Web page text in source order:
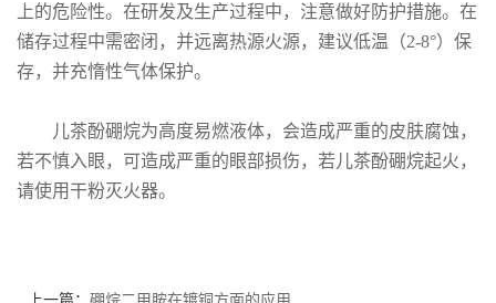
上的危险性。在研发及生产过程中，注意做好防护措施。在
储存过程中需密闭，并远离热源火源，建议低温（2-8°）保
存，并充惰性气体保护。
儿茶酚硼烷为高度易燃液体，会造成严重的皮肤腐蚀，
若不慎入眼，可造成严重的眼部损伤，若儿茶酚硼烷起火，
请使用干粉灭火器。